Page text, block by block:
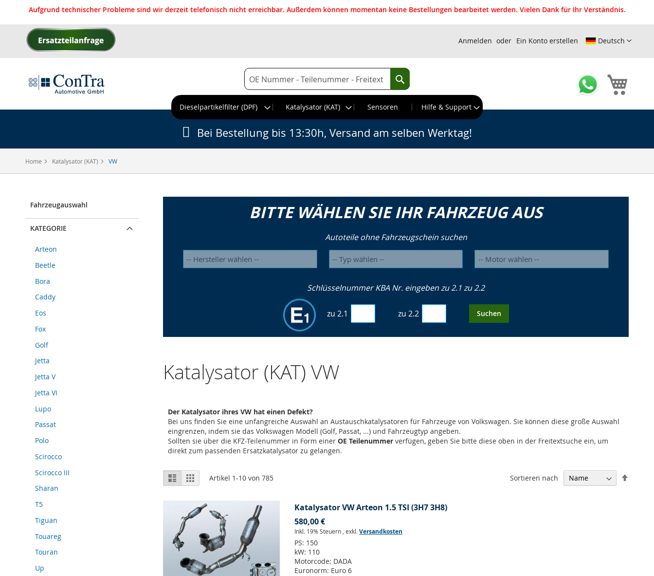
Aufgrund technischer Probleme sind wir derzeit telefonisch nicht erreichbar. Außerdem können momentan keine Bestellungen bearbeitet werden. Vielen Dank für Ihr Verständnis.
Direkt
zum
Deutsch
Anmelden Ein Konto erstellen
Suche
Suche
Dieselpartikelfilter (DPF)
Katalysator (KAT) Sensoren Hilfe & Support
Home Katalysator (KAT) VW
Bei Bestellung bis 13:30h, Versand am selben Werktag!
BITTE WÄHLEN SIE IHR FAHRZEUG AUS
Autoteile ohne Fahrzeugschein suchen
Schlüsselnummer KBA Nr. eingeben zu 2.1 zu 2.2
zu 2.1 zu 2.2 Suchen
Katalysator (KAT) VW
Der Katalysator ihres VW hat einen Defekt?
Bei uns finden Sie eine unfangreiche Auswahl an Austauschkatalysatoren für Fahrzeuge von Volkswagen. Sie können diese große Auswahl
eingrenzen, indem sie das Volkswagen Modell (Golf, Passat, ...) und Fahrzeugtyp angeben.
Sollten sie über die KFZ-Teilenummer in Form einerOE Teilenummer verfügen, geben Sie bitte diese oben in der Freitextsuche ein, um
direkt zum passenden Ersatzkatalysator zu gelangen.
Ansicht
als
Liste RasterArtikel 1-10 von785 Sortieren nach
Katalysator VW Arteon 1.5 TSI (3H7 3H8)
580,00 €
Inkl. 19% Steuern ,exkl.Versandkosten
PS: 150
kW: 110
Motorcode: DADA
Euronorm: Euro 6
Fahrzeugauswahl
KATEGORIE
Arteon
Beetle
Bora
Caddy
Eos
Fox
Golf
Jetta
Jetta V
Jetta VI
Lupo
Passat
Polo
Scirocco
Scirocco III
Sharan
T5
Tiguan
Touareg
Touran
Up